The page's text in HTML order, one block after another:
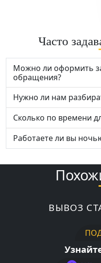
Часто
Можно ли оформить
обращения?
Нужно ли нам
Сколько по времени
Работаете ли вы
ВЫВОЗ